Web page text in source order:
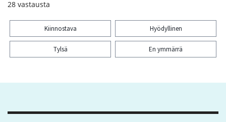
28 vastausta
Kiinnostava Hyödyllinen
Tylsä En ymmärrä